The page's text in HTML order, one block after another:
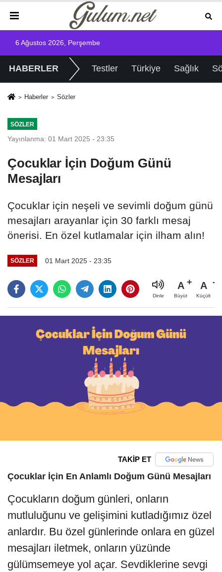
6 Ağustos 2026, Perşembe
HABERLER Testler Türkiye Sağlık
Haberler Sözler
SÖZLER
Yayınlanma: 01 Mart 2025 - 23:35
Çocuklar İçin Doğum Günü
Mesajları
Çocuklar için neşeli ve sevimli doğum günü
mesajları arayanlar için 30 farklı mesaj
önerisi. En özel kutlamalar için ilham alın!
SÖZLER 01 Mart 2025 - 23:35
Dinle
A
Büyüt
A
Küçült
TAKİP ET
Çocuklar İçin En Anlamlı Doğum Günü Mesajları
Çocukların doğum günleri, onların
mutluluğunu ve gelişimini kutladığımız özel
anlardır. Bu özel günlerinde onlara en güzel
mesajları iletmek, onların yüzünde
gülümsemeye yol açar. Sevdiklerine sevgi